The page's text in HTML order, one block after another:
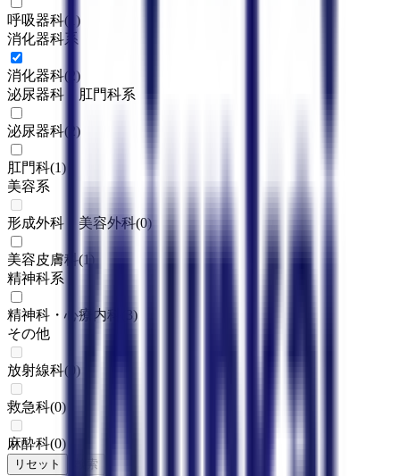
呼吸器科( )
消化器科系
消化器科( )
泌尿器科・肛門科系
泌尿器科( )
肛門科(1)
美容系
形成外科・美容外科(0)
美容皮膚科(1 )
精神科系
精神科・心療内科 3)
その他
放射線科( 0)
救急科(0)
麻酔科(0)
リセット 検索